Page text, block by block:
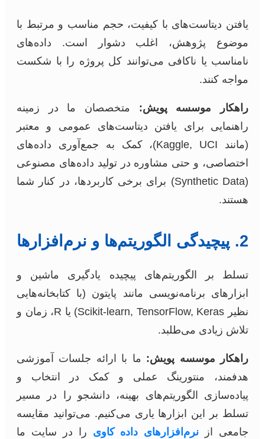
یافتن دیتاست‌های با کیفیت، حجم مناسب و مرتبط با
موضوع پژوهش، اغلب دشوار است. داده‌های
نامناسب یا ناکافی می‌توانند کل پروژه را با شکست
مواجه کنند.
راهکار موسسه پویش: متخصصان ما در زمینه
راهنمایی برای یافتن دیتاست‌های عمومی و معتبر
(مانند Kaggle, UCI)، کمک به جمع‌آوری داده‌های
اختصاصی، و حتی مشاوره در تولید داده‌های مصنوعی
(Synthetic Data) برای برخی کاربردها، در کنار شما
هستند.
2. پیچیدگی الگوریتم‌ها و نرم‌افزارها
تسلط بر الگوریتم‌های پیچیده یادگیری ماشین و
ابزارهای برنامه‌نویسی مانند پایتون (با کتابخانه‌هایی
نظیر Scikit-learn, TensorFlow, Keras) یا R، زمان و
تلاش زیادی می‌طلبد.
راهکار موسسه پویش: ما با ارائه جلسات آموزشی
هدفمند، منتورینگ عملی و کمک در انتخاب و
پیاده‌سازی الگوریتم‌های بهینه، دانشجو را در مسیر
تسلط بر این ابزارها یاری می‌کنیم. می‌توانید مقایسه
جامعی از نرم‌افزارهای داده کاوی را در سایت ما